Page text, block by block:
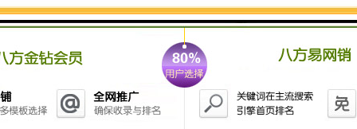
国家的18000+名观众参观，过了2019年参观人数
的22%，观众来自建筑商、开发商、承包商、工
程师、建筑师、设计师、地产商等。
展会同期举
+场的讲座论坛、技能培训、鸡尾酒商务
派对、产品发布演示、颁奖典礼等活动。据主办